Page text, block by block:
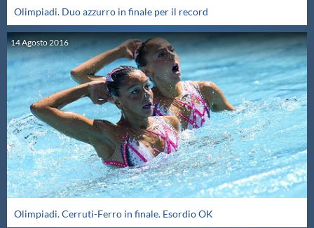
Galleria fotografica
Videogallery
Intranet
Webmail
Olimpiadi. Duo azzurro in finale per il record
14Agosto2016
Olimpiadi. Cerruti-Ferro in finale. Esordio OK